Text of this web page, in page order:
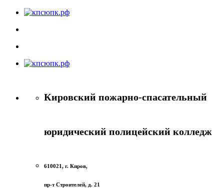
Кировский пожарно-спасательный
юридический полицейский колледж
610021, г. Киров,
пр-т Строителей, д. 21